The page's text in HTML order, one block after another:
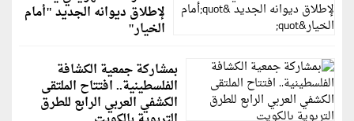
لإطلاق ديوانه الجديد "أمام
الخيار"
بمشاركة جمعية الكشافة
الفلسطينية.. افتتاح الملتقى
الكشفي العربي الرابع للطرق